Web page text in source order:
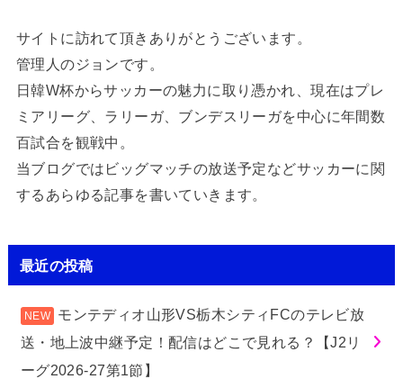
サイトに訪れて頂きありがとうございます。
管理人のジョンです。
日韓W杯からサッカーの魅力に取り憑かれ、現在はプレ
ミアリーグ、ラリーガ、ブンデスリーガを中心に年間数
百試合を観戦中。
当ブログではビッグマッチの放送予定などサッカーに関
するあらゆる記事を書いていきます。
最近の投稿
モンテディオ山形VS栃木シティFCのテレビ放
送・地上波中継予定！配信はどこで見れる？【J2リ
ーグ2026-27第1節】